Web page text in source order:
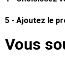
5 - Ajoutez le
Vous